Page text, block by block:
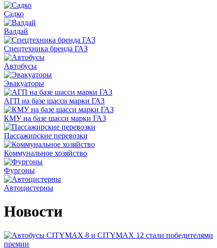
Садко
Валдай
Спецтехника бренда ГАЗ
Автобусы
Эвакуаторы
АГП на базе шасси марки ГАЗ
КМУ на базе шасси марки ГАЗ
Пассажирские перевозки
Коммунальное хозяйство
Фургоны
Автоцистерны
Новости